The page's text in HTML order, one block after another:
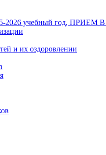
учебный год,
и их оздоровлении